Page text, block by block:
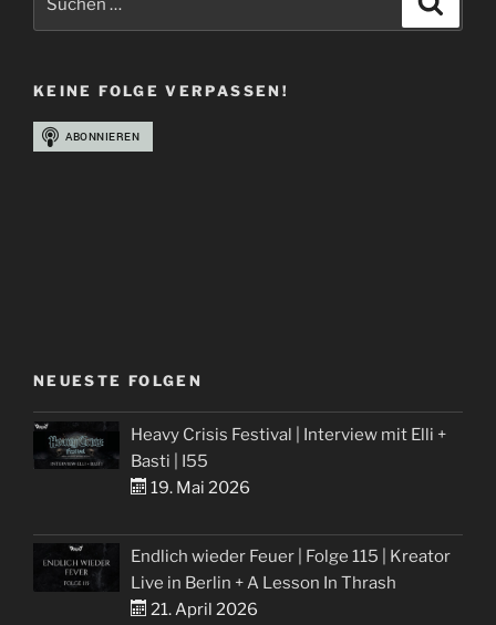
Over
I“
KEINE FOLGE VERPASSEN!
NEUESTE FOLGEN
Heavy Crisis Festival | Interview mit Elli +
Basti | I55
19. Mai 2026
Endlich wieder Feuer | Folge 115 | Kreator
Live in Berlin + A Lesson In Thrash
21. April 2026